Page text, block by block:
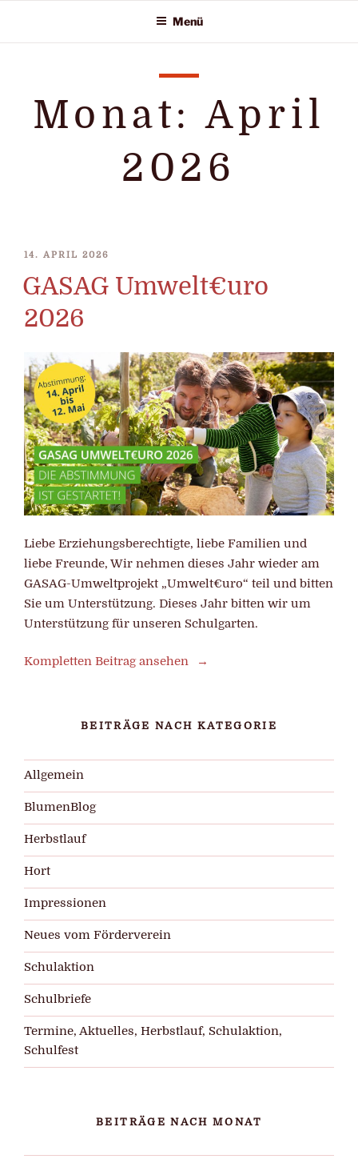
springen
Menü
Monat:April
2026
VERÖFFENTLICHT
14. APRIL 2026
GASAG Umwelt€uro
2026
Liebe Erziehungsberechtigte, liebe Familien und
liebe Freunde, Wir nehmen dieses Jahr wieder am
GASAG-Umweltprojekt „Umwelt€uro“ teil und bitten
Sie um Unterstützung. Dieses Jahr bitten wir um
Unterstützung für unseren Schulgarten.
Kompletten Beitrag ansehen
BEITRÄGE NACH KATEGORIE
Allgemein
BlumenBlog
Herbstlauf
Hort
Impressionen
Neues vom Förderverein
Schulaktion
Schulbriefe
Termine, Aktuelles, Herbstlauf, Schulaktion,
Schulfest
BEITRÄGE NACH MONAT